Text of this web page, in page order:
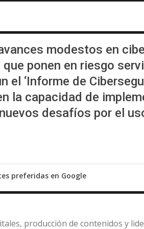
modestos en
ponen en riesgo
‘Informe de
la capacidad de
desafíos por el
preferidas en Google
producción de contenidos y